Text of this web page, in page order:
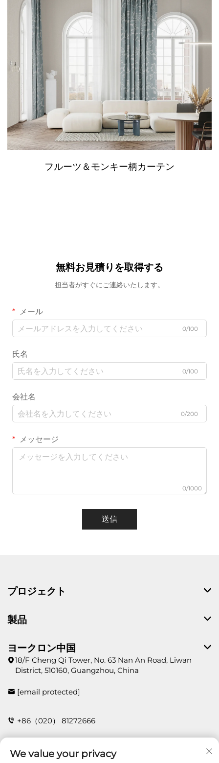
フルーツ＆モンキー柄カーテン
無料お見積りを取得する
担当者がすぐにご連絡いたします。
メール
0/100
氏名
0/100
会社名
0/200
メッセージ
0/1000
送信
プロジェクト
製品
ヨークロン中国
18/F Cheng Qi Tower, No. 63 Nan An Road, Liwan
District, 510160, Guangzhou, China
[email protected]
+86（020） 81272666
お問い合わせ
We value your privacy